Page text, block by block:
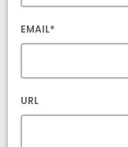
EMAIL*
URL